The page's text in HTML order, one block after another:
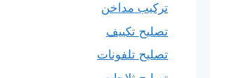
تركيب مداخن
تصليح تكييف
تصليح تلفونات